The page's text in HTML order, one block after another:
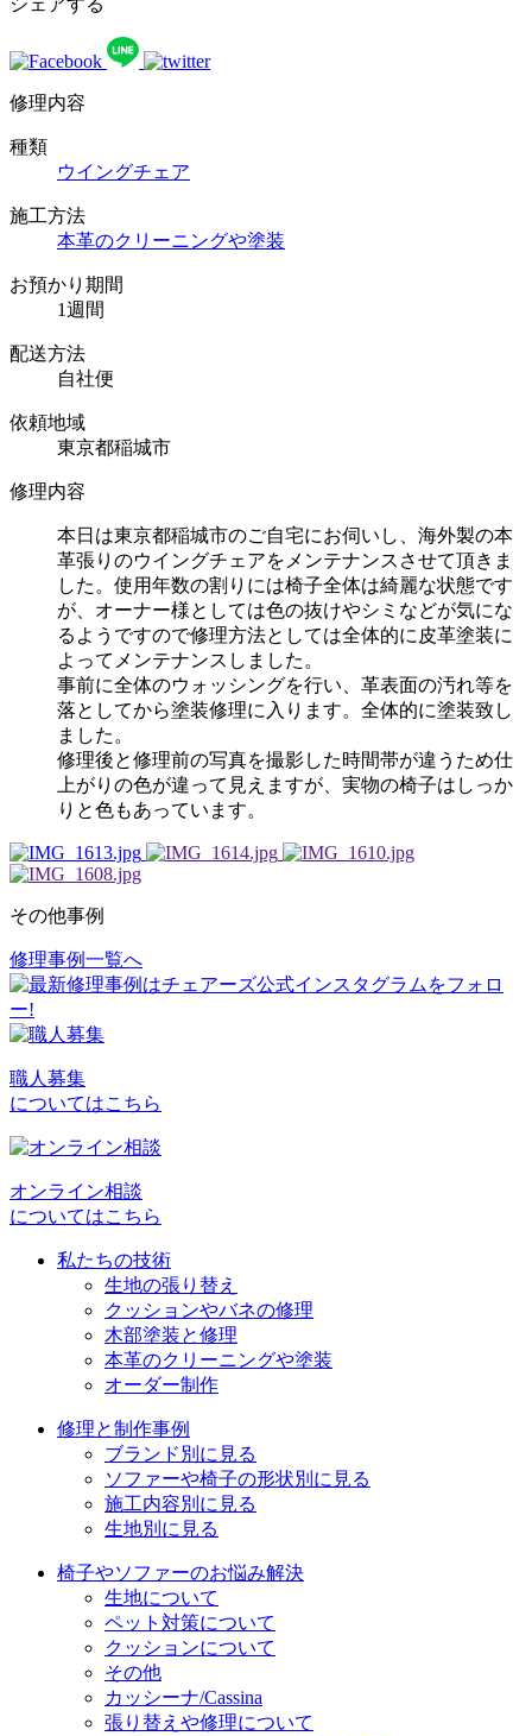
シェアする
修理内容
種類
ウイングチェア
施工方法
本革のクリーニングや塗装
お預かり期間
1週間
配送方法
自社便
依頼地域
東京都稲城市
修理内容
本日は東京都稲城市のご自宅にお伺いし、海外製の本
革張りのウイングチェアをメンテナンスさせて頂きま
した。使用年数の割りには椅子全体は綺麗な状態です
が、オーナー様としては色の抜けやシミなどが気にな
るようですので修理方法としては全体的に皮革塗装に
よってメンテナンスしました。
事前に全体のウォッシングを行い、革表面の汚れ等を
落としてから塗装修理に入ります。全体的に塗装致し
ました。
修理後と修理前の写真を撮影した時間帯が違うため仕
上がりの色が違って見えますが、実物の椅子はしっか
りと色もあっています。
その他事例
投
稿
ナ
ビ
ゲ
ー
シ
ョ
修理事例一覧へ
職人募集
についてはこちら
オンライン相談
についてはこちら
私たちの技術
生地の張り替え
クッションやバネの修理
木部塗装と修理
本革のクリーニングや塗装
オーダー制作
修理と制作事例
ブランド別に見る
ソファーや椅子の形状別に見る
施工内容別に見る
生地別に見る
椅子やソファーのお悩み解決
生地について
ペット対策について
クッションについて
その他
カッシーナ/Cassina
張り替えや修理について